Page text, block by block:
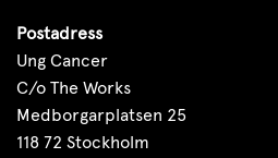
Postadress
Ung Cancer
C/o The Works
Medborgarplatsen 25
118 72 Stockholm